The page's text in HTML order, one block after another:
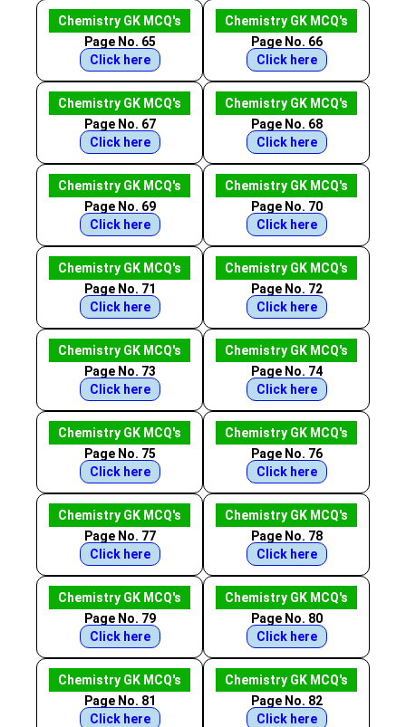
Chemistry GK MCQ's
Page No. 65
Click here
Chemistry GK MCQ's
Page No. 66
Click here
Chemistry GK MCQ's
Page No. 67
Click here
Chemistry GK MCQ's
Page No. 68
Click here
Chemistry GK MCQ's
Page No. 69
Click here
Chemistry GK MCQ's
Page No. 70
Click here
Chemistry GK MCQ's
Page No. 71
Click here
Chemistry GK MCQ's
Page No. 72
Click here
Chemistry GK MCQ's
Page No. 73
Click here
Chemistry GK MCQ's
Page No. 74
Click here
Chemistry GK MCQ's
Page No. 75
Click here
Chemistry GK MCQ's
Page No. 76
Click here
Chemistry GK MCQ's
Page No. 77
Click here
Chemistry GK MCQ's
Page No. 78
Click here
Chemistry GK MCQ's
Page No. 79
Click here
Chemistry GK MCQ's
Page No. 80
Click here
Chemistry GK MCQ's
Page No. 81
Click here
Chemistry GK MCQ's
Page No. 82
Click here